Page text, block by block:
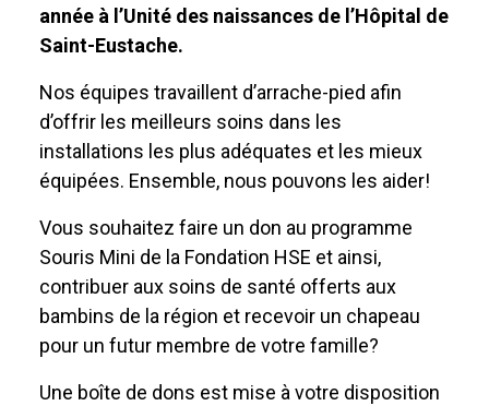
année à l’Unité des naissances de l’Hôpital de
Saint-Eustache.
Nos équipes travaillent d’arrache-pied afin
d’offrir les meilleurs soins dans les
installations les plus adéquates et les mieux
équipées. Ensemble, nous pouvons les aider!
Vous souhaitez faire un don au programme
Souris Mini de la Fondation HSE et ainsi,
contribuer aux soins de santé offerts aux
bambins de la région et recevoir un chapeau
pour un futur membre de votre famille?
Une boîte de dons est mise à votre disposition